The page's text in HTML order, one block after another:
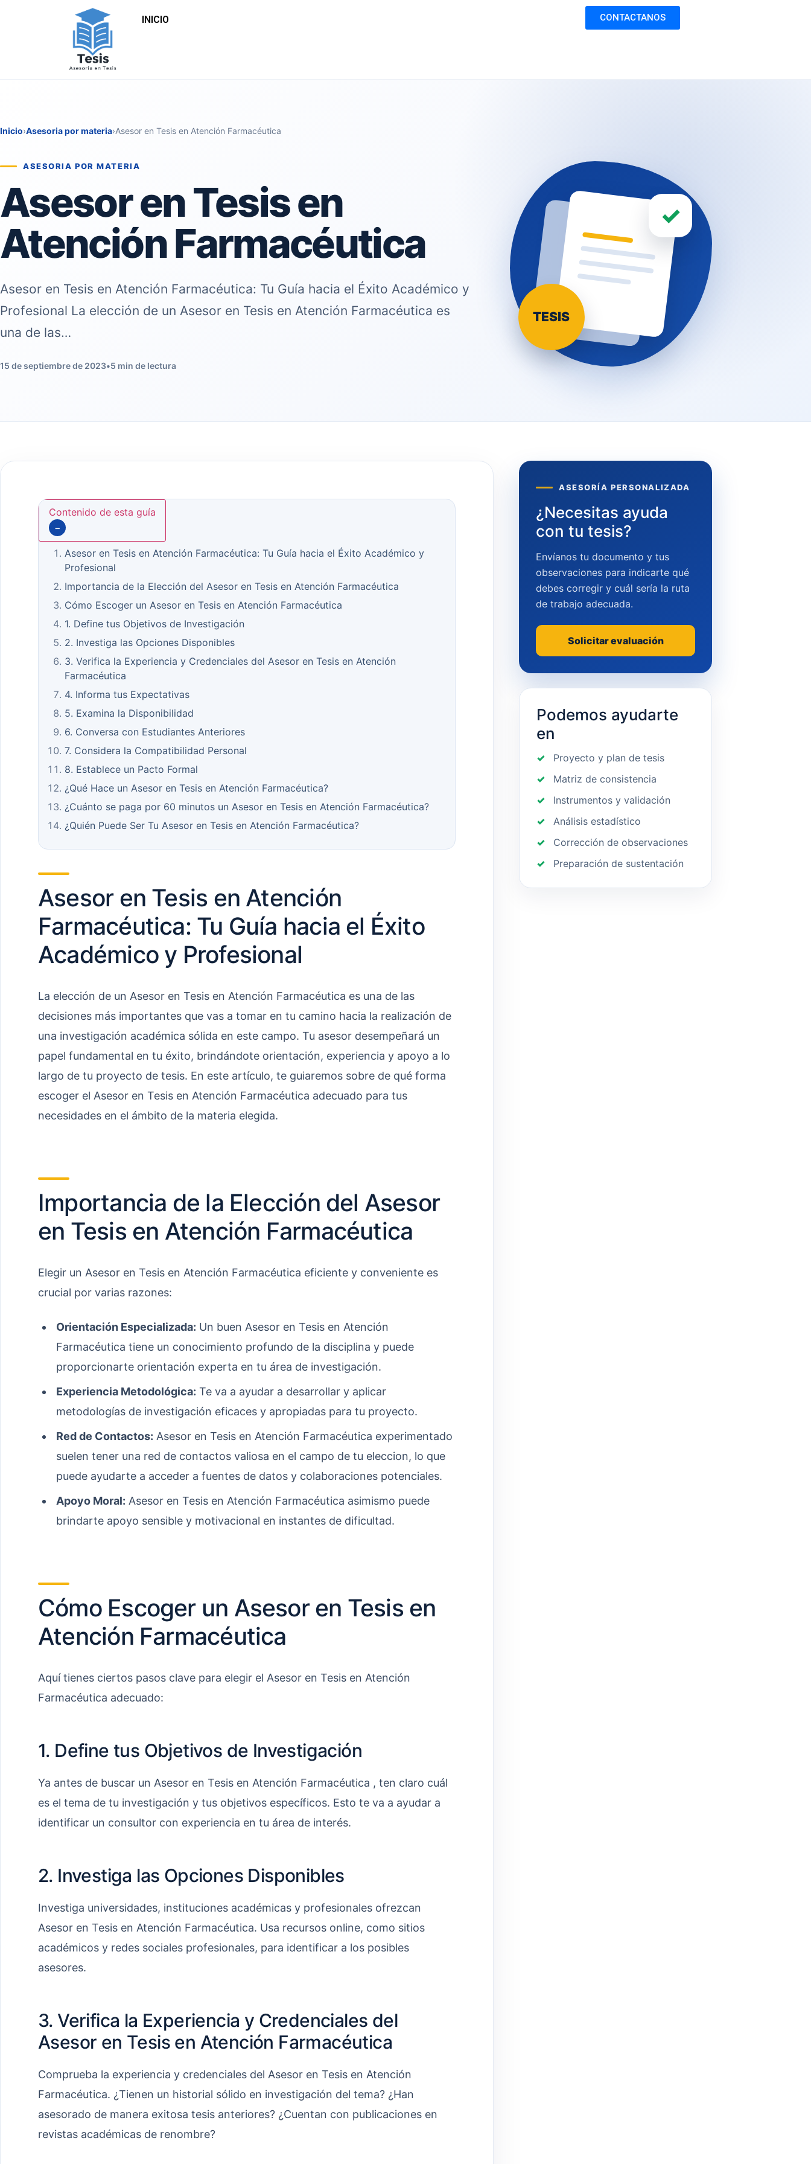
INICIO CONTACTANOS
Inicio›Asesoria por materia›Asesor en Tesis en Atención Farmacéutica
ASESORIA POR MATERIA
Asesor en Tesis en
Atención Farmacéutica
Asesor en Tesis en Atención Farmacéutica: Tu Guía hacia el Éxito Académico y
Profesional La elección de un Asesor en Tesis en Atención Farmacéutica es
una de las…
15 de septiembre de 2023•5 min de lectura
✓
TESIS
Contenido de esta guía
−
Asesor en Tesis en Atención Farmacéutica: Tu Guía hacia el Éxito Académico y
Profesional
Importancia de la Elección del Asesor en Tesis en Atención Farmacéutica
Cómo Escoger un Asesor en Tesis en Atención Farmacéutica
1. Define tus Objetivos de Investigación
2. Investiga las Opciones Disponibles
3. Verifica la Experiencia y Credenciales del Asesor en Tesis en Atención
Farmacéutica
4. Informa tus Expectativas
5. Examina la Disponibilidad
6. Conversa con Estudiantes Anteriores
7. Considera la Compatibilidad Personal
8. Establece un Pacto Formal
¿Qué Hace un Asesor en Tesis en Atención Farmacéutica?
¿Cuánto se paga por 60 minutos un Asesor en Tesis en Atención Farmacéutica?
¿Quién Puede Ser Tu Asesor en Tesis en Atención Farmacéutica?
Asesor en Tesis en Atención
Farmacéutica: Tu Guía hacia el Éxito
Académico y Profesional
La elección de un Asesor en Tesis en Atención Farmacéutica es una de las
decisiones más importantes que vas a tomar en tu camino hacia la realización de
una investigación académica sólida en este campo. Tu asesor desempeñará un
papel fundamental en tu éxito, brindándote orientación, experiencia y apoyo a lo
largo de tu proyecto de tesis. En este artículo, te guiaremos sobre de qué forma
escoger el Asesor en Tesis en Atención Farmacéutica adecuado para tus
necesidades en el ámbito de la materia elegida.
Importancia de la Elección del Asesor
en Tesis en Atención Farmacéutica
Elegir un Asesor en Tesis en Atención Farmacéutica eficiente y conveniente es
crucial por varias razones:
Orientación Especializada: Un buen Asesor en Tesis en Atención
Farmacéutica tiene un conocimiento profundo de la disciplina y puede
proporcionarte orientación experta en tu área de investigación.
Experiencia Metodológica: Te va a ayudar a desarrollar y aplicar
metodologías de investigación eficaces y apropiadas para tu proyecto.
Red de Contactos: Asesor en Tesis en Atención Farmacéutica experimentado
suelen tener una red de contactos valiosa en el campo de tu eleccion, lo que
puede ayudarte a acceder a fuentes de datos y colaboraciones potenciales.
Apoyo Moral: Asesor en Tesis en Atención Farmacéutica asimismo puede
brindarte apoyo sensible y motivacional en instantes de dificultad.
Cómo Escoger un Asesor en Tesis en
Atención Farmacéutica
Aquí tienes ciertos pasos clave para elegir el Asesor en Tesis en Atención
Farmacéutica adecuado:
1. Define tus Objetivos de Investigación
Ya antes de buscar un Asesor en Tesis en Atención Farmacéutica , ten claro cuál
es el tema de tu investigación y tus objetivos específicos. Esto te va a ayudar a
identificar un consultor con experiencia en tu área de interés.
2. Investiga las Opciones Disponibles
Investiga universidades, instituciones académicas y profesionales ofrezcan
Asesor en Tesis en Atención Farmacéutica. Usa recursos online, como sitios
académicos y redes sociales profesionales, para identificar a los posibles
asesores.
3. Verifica la Experiencia y Credenciales del
Asesor en Tesis en Atención Farmacéutica
Comprueba la experiencia y credenciales del Asesor en Tesis en Atención
Farmacéutica. ¿Tienen un historial sólido en investigación del tema? ¿Han
asesorado de manera exitosa tesis anteriores? ¿Cuentan con publicaciones en
revistas académicas de renombre?
ASESORÍA PERSONALIZADA
¿Necesitas ayuda
con tu tesis?
Envíanos tu documento y tus
observaciones para indicarte qué
debes corregir y cuál sería la ruta
de trabajo adecuada.
Solicitar evaluación
Podemos ayudarte
en
Proyecto y plan de tesis
Matriz de consistencia
Instrumentos y validación
Análisis estadístico
Corrección de observaciones
Preparación de sustentación